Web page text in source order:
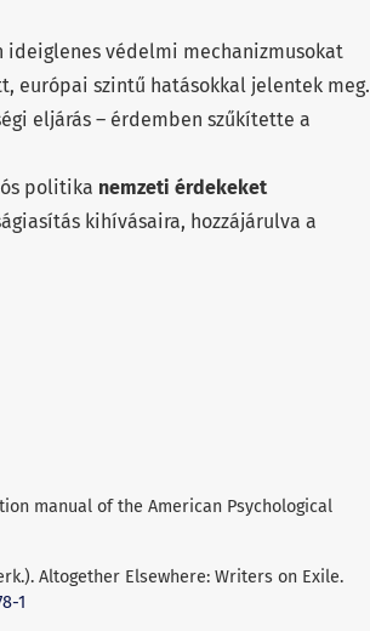
védelmi mechanizmusokat
európai szintű hatásokkal jelentek meg.
eljárás – érdemben szűkítette a
politika nemzeti érdekeket
kihívásaira, hozzájárulva a
manual of the American Psychological
Altogether Elsewhere: Writers on Exile.
1